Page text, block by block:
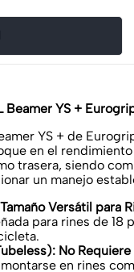
Beamer YS +
YS + de
en el
trasera, siendo
un manejo
Versátil para
para rines de
No
en rines